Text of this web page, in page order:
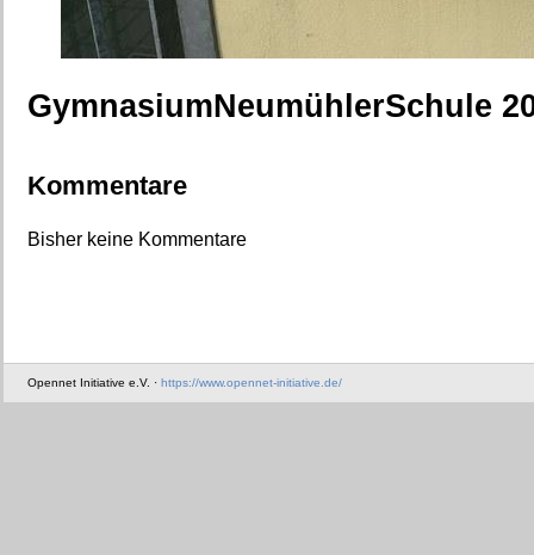
GymnasiumNeumühlerSchule
Kommentare
Bisher keine Kommentare
Opennet Initiative e.V. · https://www.opennet-initiative.de/